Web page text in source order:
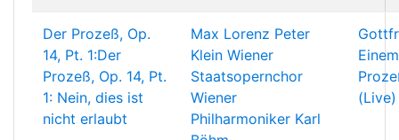
Der Prozeß, Op.
14, Pt. 1:Der
Prozeß, Op. 14, Pt.
1: Nein, dies ist
nicht erlaubt
Max Lorenz Peter
Klein Wiener
Staatsopernchor
Wiener
Philharmoniker Karl
(Live)